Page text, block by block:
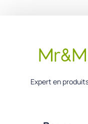
Expert en